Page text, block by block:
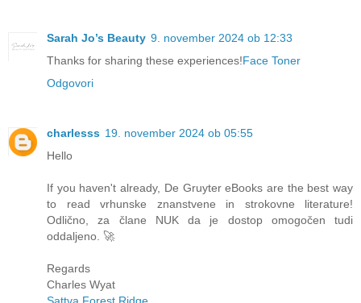
Sarah Jo’s Beauty 9. november 2024 ob 12:33
Thanks for sharing these experiences!Face Toner
Odgovori
charlesss 19. november 2024 ob 05:55
Hello
If you haven't already, De Gruyter eBooks are the best way
to read vrhunske znanstvene in strokovne literature!
Odlično, za člane NUK da je dostop omogočen tudi
oddaljeno. 🚀
Regards
Charles Wyat